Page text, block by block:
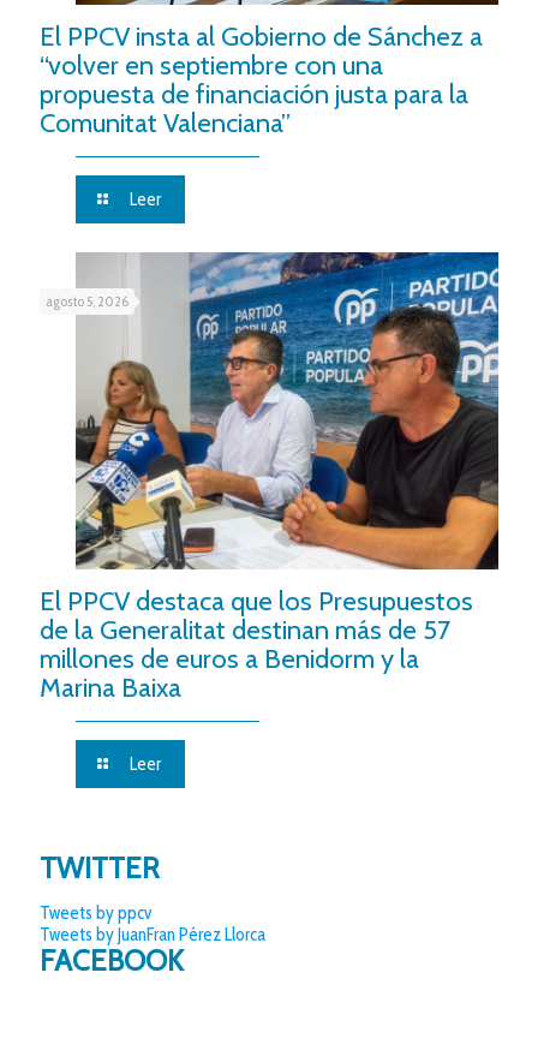
El PPCV insta al Gobierno de Sánchez a
“volver en septiembre con una
propuesta de financiación justa para la
Comunitat Valenciana”
Leer
agosto 5, 2026
El PPCV destaca que los Presupuestos
de la Generalitat destinan más de 57
millones de euros a Benidorm y la
Marina Baixa
Leer
TWITTER
Tweets by ppcv
Tweets by JuanFran Pérez Llorca
FACEBOOK